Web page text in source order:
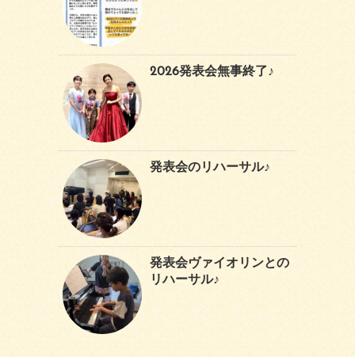
2026発表会無事終了♪
発表会のリハーサル♪
発表会ヴァイオリンとの
リハーサル♪